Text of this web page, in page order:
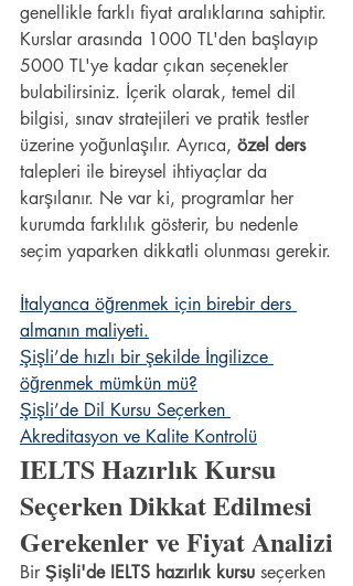
genellikle farklı fiyat aralıklarına sahiptir.
Kurslar arasında 1000 TL'den başlayıp
5000 TL'ye kadar çıkan seçenekler
bulabilirsiniz. İçerik olarak, temel dil
bilgisi, sınav stratejileri ve pratik testler
üzerine yoğunlaşılır. Ayrıca, özel ders
talepleri ile bireysel ihtiyaçlar da
karşılanır. Ne var ki, programlar her
kurumda farklılık gösterir, bu nedenle
seçim yaparken dikkatli olunması gerekir.
İtalyanca öğrenmek için birebir ders
almanın maliyeti.
Şişli’de hızlı bir şekilde İngilizce
öğrenmek mümkün mü?
Şişli’de Dil Kursu Seçerken
Akreditasyon ve Kalite Kontrolü
IELTS Hazırlık Kursu
Seçerken Dikkat Edilmesi
Gerekenler ve Fiyat Analizi
Bir Şişli'de IELTS hazırlık kursu seçerken